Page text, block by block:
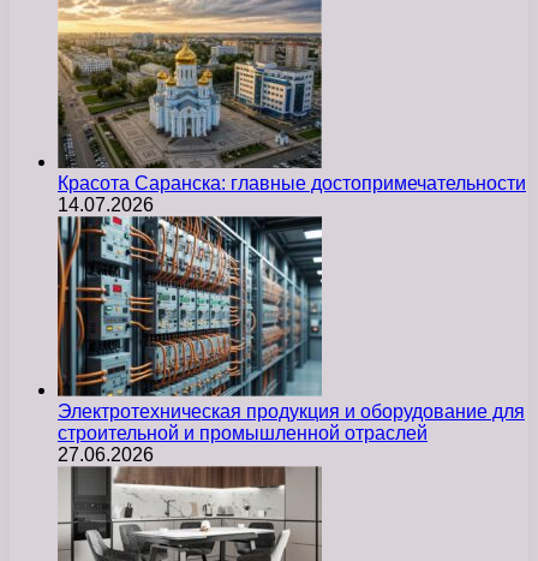
Красота Саранска: главные достопримечательности
14.07.2026
Электротехническая продукция и оборудование для
строительной и промышленной отраслей
27.06.2026